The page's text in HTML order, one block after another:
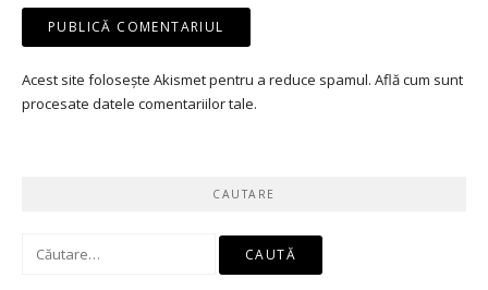
Acest site folosește Akismet pentru a reduce spamul. Află cum sunt
procesate datele comentariilor tale.
CAUTARE
Caută